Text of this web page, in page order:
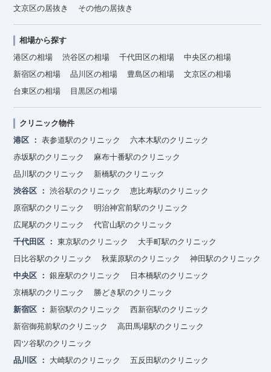
文京区の居抜き
その他の居抜き
相場から探す
港区の相場
渋谷区の相場 千代田区の相場
中央区の相場
新宿区の相場
品川区の相場 豊島区の相場
文京区の相場
台東区の相場
目黒区の相場
クリニック物件
港区
表参道駅のクリニック
六本木駅のクリニック
赤坂駅のクリニック
麻布十番駅のクリニック
品川駅のクリニック
新橋駅のクリニック
渋谷区
渋谷駅のクリニック
恵比寿駅のクリニック
原宿駅のクリニック
明治神宮前駅のクリニック
広尾駅のクリニック
代官山駅のクリニック
千代田区
東京駅のクリニック
大手町駅のクリニック
日比谷駅のクリニック
秋葉原駅のクリニック
神田駅のクリニック
中央区
銀座駅のクリニック
日本橋駅のクリニック
京橋駅のクリニック
勝どき駅のクリニック
新宿区
新宿駅のクリニック
西新宿駅のクリニック
新宿御苑前駅のクリニック
高田馬場駅のクリニック
四ツ谷駅のクリニック
品川区
大崎駅のクリニック
五反田駅のクリニック